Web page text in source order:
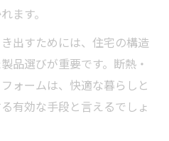
ます。
出すためには、住宅の構造
品選びが重要です。断熱・
ォームは、快適な暮らしと
有効な手段と言えるでしょ